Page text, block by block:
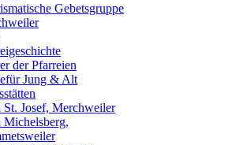
Gebetsgruppe
der Pfarreien
für Jung & Alt
Josef, Merchweiler